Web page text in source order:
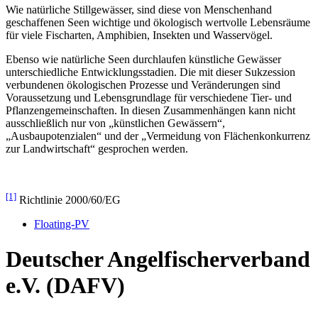
Wie natürliche Stillgewässer, sind diese von Menschenhand
geschaffenen Seen wichtige und ökologisch wertvolle Lebensräume
für viele Fischarten, Amphibien, Insekten und Wasservögel.
Ebenso wie natürliche Seen durchlaufen künstliche Gewässer
unterschiedliche Entwicklungsstadien. Die mit dieser Sukzession
verbundenen ökologischen Prozesse und Veränderungen sind
Voraussetzung und Lebensgrundlage für verschiedene Tier- und
Pflanzengemeinschaften. In diesen Zusammenhängen kann nicht
ausschließlich nur von „künstlichen Gewässern“,
„Ausbaupotenzialen“ und der „Vermeidung von Flächenkonkurrenz
zur Landwirtschaft“ gesprochen werden.
[1] Richtlinie 2000/60/EG
Floating-PV
Deutscher Angelfischerverband
e.V. (DAFV)